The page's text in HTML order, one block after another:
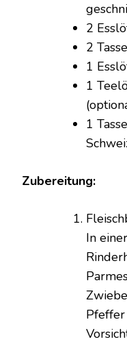
2
2
1
1
1
Zubereitung:
In